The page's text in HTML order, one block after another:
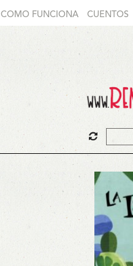
COMO FUNCIONA CUENTOS